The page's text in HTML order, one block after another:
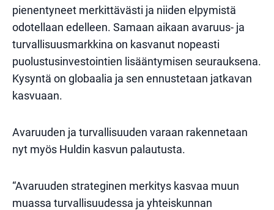
pienentyneet merkittävästi ja niiden elpymistä
odotellaan edelleen. Samaan aikaan avaruus- ja
turvallisuusmarkkina on kasvanut nopeasti
puolustusinvestointien lisääntymisen seurauksena.
Kysyntä on globaalia ja sen ennustetaan jatkavan
kasvuaan.
Avaruuden ja turvallisuuden varaan rakennetaan
nyt myös Huldin kasvun palautusta.
“Avaruuden strateginen merkitys kasvaa muun
muassa turvallisuudessa ja yhteiskunnan